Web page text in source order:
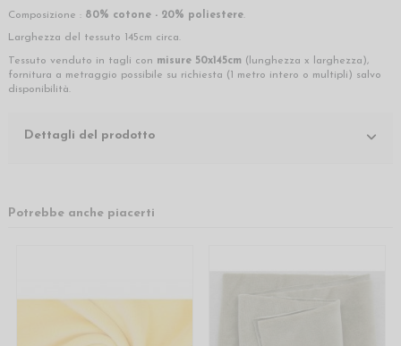
Composizione : 80% cotone - 20% poliestere.
Larghezza del tessuto 145cm circa.
Tessuto venduto in tagli con misure 50x145cm (lunghezza x larghezza),
fornitura a metraggio possibile su richiesta (1 metro intero o multipli) salvo
disponibilità.
Dettagli del prodotto
Potrebbe anche piacerti